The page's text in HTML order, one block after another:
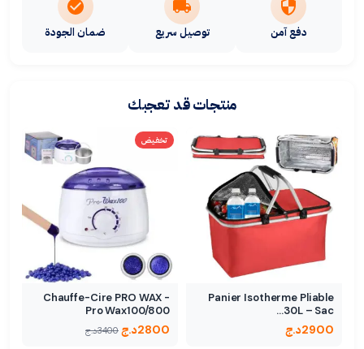
دفع آمن توصيل سريع ضمان الجودة
منتجات قد تعجبك
Panier Isotherme Pliable
30L – Sac…
2900د.ج
تخفيض
Chauffe-Cire PRO WAX -
Pro Wax100/800
2800د.ج 3400د.ج